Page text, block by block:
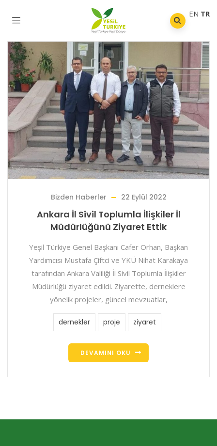
Bizden Haberler 22 Eylül 2022
Ankara İl Sivil Toplumla İlişkiler İl
Müdürlüğünü Ziyaret Ettik
Yeşil Türkiye Genel Başkanı Cafer Orhan, Başkan
Yardımcısı Mustafa Çiftci ve YKÜ Nihat Karakaya
tarafından Ankara Valiliği İl Sivil Toplumla İlişkiler
Müdürlüğü ziyaret edildi. Ziyarette, derneklere
yönelik projeler, güncel mevzuatlar,
dernekler proje ziyaret
DEVAMINI OKU
EN TR